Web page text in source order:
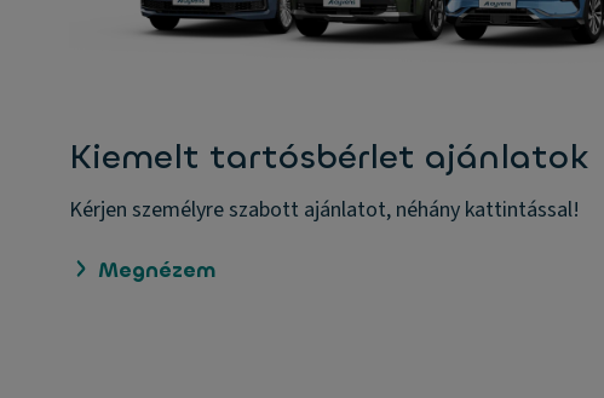
Kiemelt tartósbérlet ajánlatok
Kérjen személyre szabott ajánlatot, néhány kattintással!
Megnézem